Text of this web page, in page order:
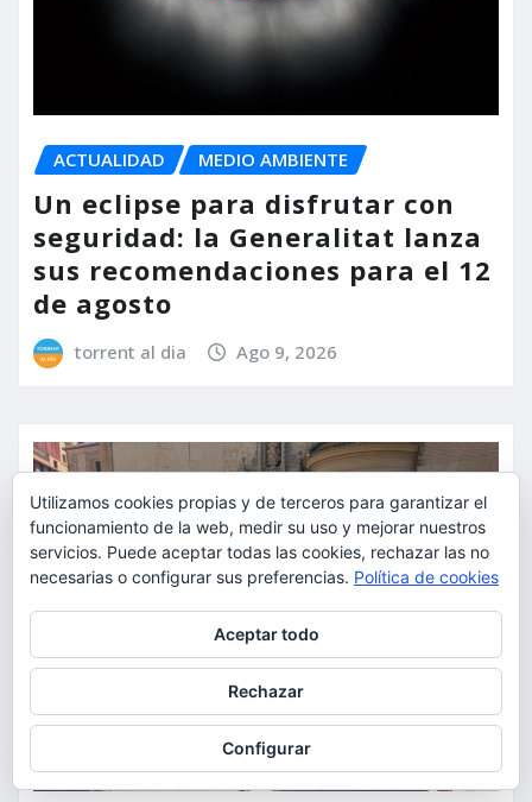
ACTUALIDAD MEDIO AMBIENTE
Un eclipse para disfrutar con
seguridad: la Generalitat lanza
sus recomendaciones para el 12
de agosto
torrent al dia Ago 9, 2026
Utilizamos cookies propias y de terceros para garantizar el
funcionamiento de la web, medir su uso y mejorar nuestros
servicios. Puede aceptar todas las cookies, rechazar las no
necesarias o configurar sus preferencias. Política de cookies
Aceptar todo
Rechazar
Configurar
Para obtener más información, incluido cómo gestionar las cookies,